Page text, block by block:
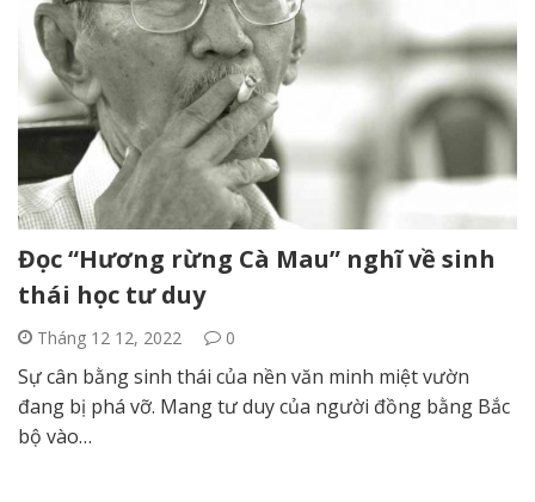
Đọc “Hương rừng Cà Mau” nghĩ về sinh
thái học tư duy
Tháng 12 12, 2022 0
Sự cân bằng sinh thái của nền văn minh miệt vườn
đang bị phá vỡ. Mang tư duy của người đồng bằng Bắc
bộ vào…